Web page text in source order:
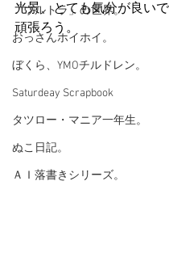
「ウルトラ」の世界。
おっさんホイホイ。
ぼくら、YMOチルドレン。
Saturdeay Scrapbook
タツロー・マニア一年生。
ぬこ日記。
ＡＩ落書きシリーズ。
光景、とても気分が良い
頑張ろう。